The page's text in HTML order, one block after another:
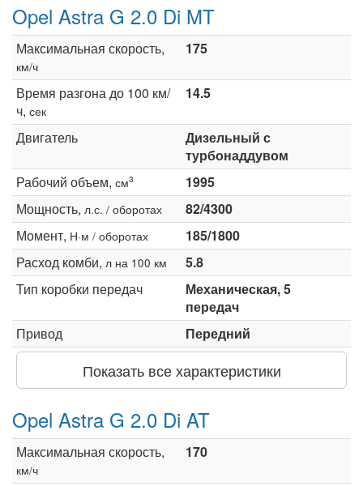
Opel Astra G 2.0 Di MT
Максимальная скорость,
км/ч
175
Время разгона до 100 км/
ч, сек
14.5
Двигатель
Дизельный с
турбонаддувом
Рабочий объем, см3
1995
Мощность, л.с. / оборотах
82/4300
Момент, Н·м / оборотах
185/1800
Расход комби, л на 100 км
5.8
Тип коробки передач
Механическая, 5
передач
Привод
Передний
Показать все характеристики
Opel Astra G 2.0 Di AT
Максимальная скорость,
км/ч
170